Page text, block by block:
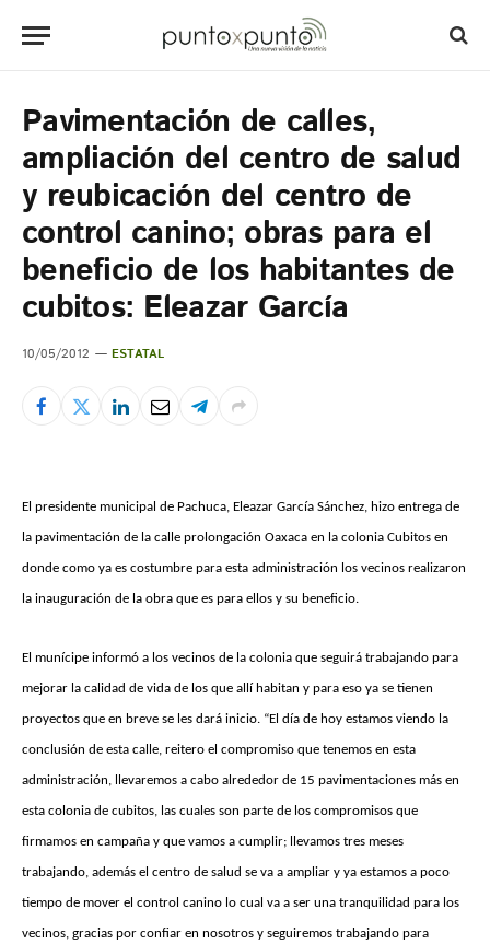
Pavimentación de calles,
ampliación del centro de salud
y reubicación del centro de
control canino; obras para el
beneficio de los habitantes de
cubitos: Eleazar García
10/05/2012 ESTATAL
El presidente municipal de Pachuca, Eleazar García Sánchez, hizo entrega de
la pavimentación de la calle prolongación Oaxaca en la colonia Cubitos en
donde como ya es costumbre para esta administración los vecinos realizaron
la inauguración de la obra que es para ellos y su beneficio.
El munícipe informó a los vecinos de la colonia que seguirá trabajando para
mejorar la calidad de vida de los que allí habitan y para eso ya se tienen
proyectos que en breve se les dará inicio. “El día de hoy estamos viendo la
conclusión de esta calle, reitero el compromiso que tenemos en esta
administración, llevaremos a cabo alrededor de 15 pavimentaciones más en
esta colonia de cubitos, las cuales son parte de los compromisos que
firmamos en campaña y que vamos a cumplir; llevamos tres meses
trabajando, además el centro de salud se va a ampliar y ya estamos a poco
tiempo de mover el control canino lo cual va a ser una tranquilidad para los
vecinos, gracias por confiar en nosotros y seguiremos trabajando para